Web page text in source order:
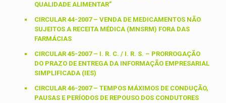
QUALIDADE ALIMENTAR”
CIRCULAR 44-2007 – VENDA DE MEDICAMENTOS NÃO
SUJEITOS A RECEITA MÉDICA (MNSRM) FORA DAS
FARMÁCIAS
CIRCULAR 45-2007 – I. R. C. / I. R. S. – PRORROGAÇÃO
DO PRAZO DE ENTREGA DA INFORMAÇÃO EMPRESARIAL
SIMPLIFICADA (IES)
CIRCULAR 46-2007 – TEMPOS MÁXIMOS DE CONDUÇÃO,
PAUSAS E PERÍODOS DE REPOUSO DOS CONDUTORES